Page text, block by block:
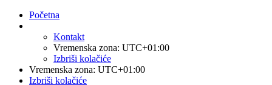
Početna
Kontakt
Vremenska zona: UTC+01:00
Izbriši kolačiće
Vremenska zona: UTC+01:00
Izbriši kolačiće